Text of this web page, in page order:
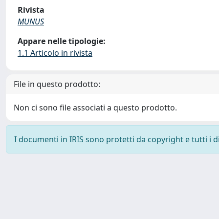
Rivista
MUNUS
Appare nelle tipologie:
1.1 Articolo in rivista
File in questo prodotto:
Non ci sono file associati a questo prodotto.
I documenti in IRIS sono protetti da copyright e tutti i